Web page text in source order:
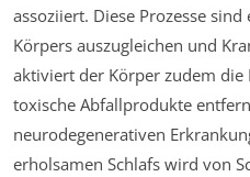
assoziiert. Diese Prozesse
Körpers auszugleichen und
aktiviert der Körper zudem die
toxische Abfallprodukte
neurodegenerativen
erholsamen Schlafs wird von